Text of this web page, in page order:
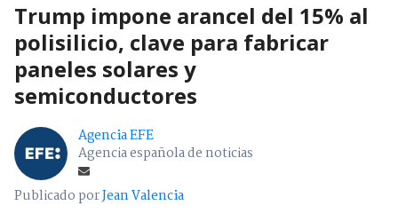
Trump impone arancel del 15% al
polisilicio, clave para fabricar
paneles solares y
semiconductores
Agencia EFE
Agencia española de noticias
Publicado porJean Valencia